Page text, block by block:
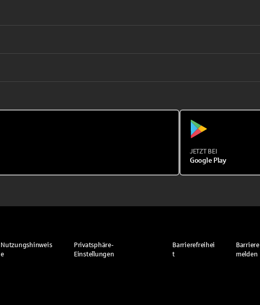
JETZT BEI
Google Play
Nutzungshinweis
e
Privatsphäre-
Einstellungen
Barrierefreihei
t
Barriere
melden